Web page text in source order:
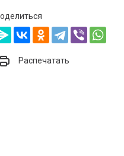
Распечатать